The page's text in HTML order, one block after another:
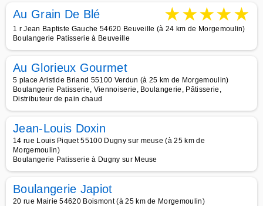
Au Grain De Blé ★★★★★
1 r Jean Baptiste Gauche 54620 Beuveille (à 24 km de Morgemoulin)
Boulangerie Patisserie à Beuveille
Au Glorieux Gourmet
5 place Aristide Briand 55100 Verdun (à 25 km de Morgemoulin)
Boulangerie Patisserie, Viennoiserie, Boulangerie, Pâtisserie,
Distributeur de pain chaud
Jean-Louis Doxin
14 rue Louis Piquet 55100 Dugny sur meuse (à 25 km de
Morgemoulin)
Boulangerie Patisserie à Dugny sur Meuse
Boulangerie Japiot
20 rue Mairie 54620 Boismont (à 25 km de Morgemoulin)